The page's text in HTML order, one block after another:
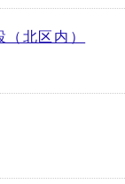
北区内）